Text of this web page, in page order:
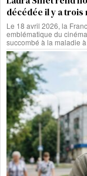
décédée il y a trois
Le 18 avril 2026, la
emblématique du
succombé à la maladie